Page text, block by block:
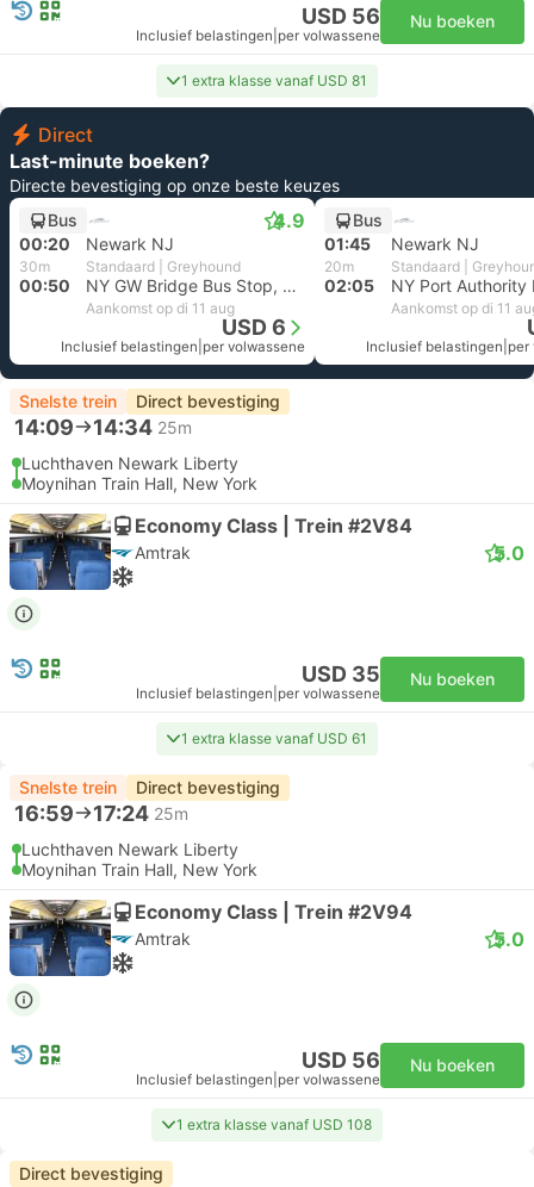
USD 56
Inclusief belastingen per volwassene
Nu boeken
1 extra klasse vanaf USD 81
Direct
Last-minute boeken?
Directe bevestiging op onze beste keuzes
Bus
4.9
00:20 Newark NJ
30m Standaard | Greyhound
00:50 NY GW Bridge Bus Stop, New York
Aankomst op di 11 aug
USD 6
Inclusief belastingen per volwassene
Bus
01:45
Newark NJ
20m Standaard |
02:05
Aankomst op di 11
Inclusief belastingen per
Snelste trein Direct bevestiging
14:09 14:34 25m
Luchthaven Newark Liberty
Moynihan Train Hall, New York
Economy Class | Trein #2V84
Amtrak 5.0
USD 35
Inclusief belastingen per volwassene
Nu boeken
1 extra klasse vanaf USD 61
Snelste trein Direct bevestiging
16:59 17:24 25m
Luchthaven Newark Liberty
Moynihan Train Hall, New York
Economy Class | Trein #2V94
Amtrak 5.0
USD 56
Inclusief belastingen per volwassene
Nu boeken
1 extra klasse vanaf USD 108
Direct bevestiging